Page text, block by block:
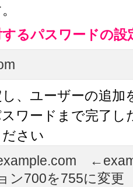
るパスワードの設
、ユーザーの追加
ワードまで完了し
さい
ン700を755に変更